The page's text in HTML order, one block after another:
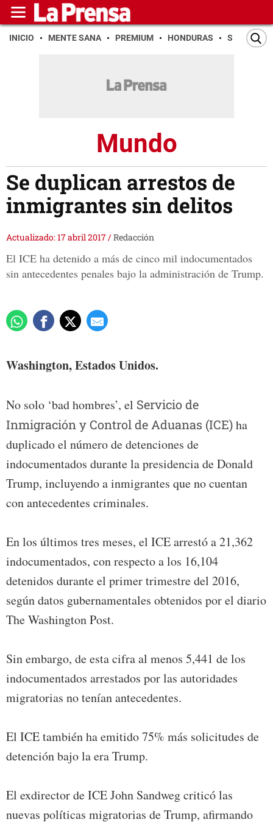
INICIO MENTE SANA PREMIUM HONDURAS SAN PEDRO
Mundo
Se duplican arrestos de
inmigrantes sin delitos
Actualizado: 17 abril 2017/Redacción
El ICE ha detenido a más de cinco mil indocumentados
sin antecedentes penales bajo la administración de Trump.
Washington, Estados Unidos.
No solo ‘bad hombres’, el Servicio de
Inmigración y Control de Aduanas (ICE)ha
duplicado el número de detenciones de
indocumentados durante la presidencia de Donald
Trump, incluyendo a inmigrantes que no cuentan
con antecedentes criminales.
En los últimos tres meses, el ICE arrestó a 21,362
indocumentados, con respecto a los 16,104
detenidos durante el primer trimestre del 2016,
según datos gubernamentales obtenidos por el diario
The Washington Post.
Sin embargo, de esta cifra al menos 5,441 de los
indocumentados arrestados por las autoridades
migratorias no tenían antecedentes.
El ICE también ha emitido 75% más solicitudes de
detención bajo la era Trump.
El exdirector de ICE John Sandweg criticó las
nuevas políticas migratorias de Trump, afirmando